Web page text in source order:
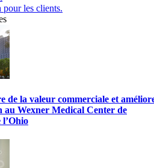
les clients.
de la valeur commerciale et
au Wexner Medical Center de
l’Ohio